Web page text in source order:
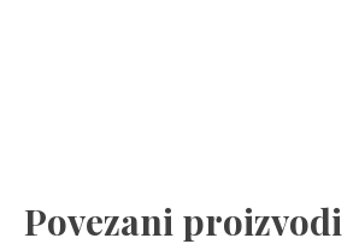
Povezani proizvodi